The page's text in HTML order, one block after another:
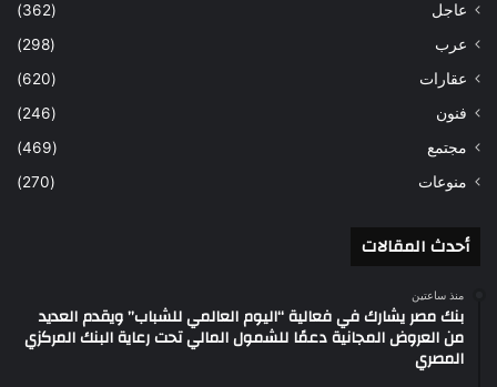
عاجل
(362)
عرب
(298)
عقارات
(620)
فنون
(246)
مجتمع
(469)
منوعات
(270)
أحدث المقالات
منذ ساعتين
بنك مصر يشارك في فعالية “اليوم العالمي للشباب” ويقدم العديد
من العروض المجانية دعمًا للشمول المالي تحت رعاية البنك المركزي
المصري